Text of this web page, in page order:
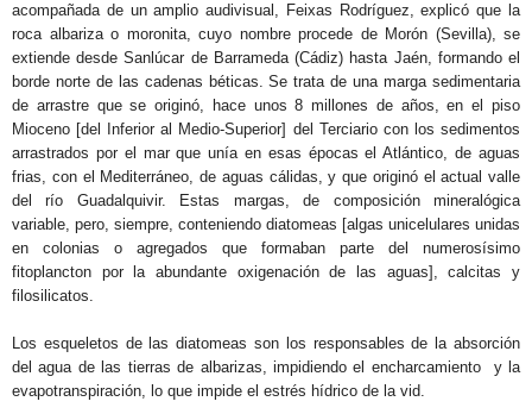
acompañada de un amplio audivisual, Feixas Rodríguez, explicó que la
roca albariza o moronita, cuyo nombre procede de Morón (Sevilla), se
extiende desde Sanlúcar de Barrameda (Cádiz) hasta Jaén, formando el
borde norte de las cadenas béticas. Se trata de una marga sedimentaria
de arrastre que se originó, hace unos 8 millones de años, en el piso
Mioceno [del Inferior al Medio-Superior] del Terciario con los sedimentos
arrastrados por el mar que unía en esas épocas el Atlántico, de aguas
frias, con el Mediterráneo, de aguas cálidas, y que originó el actual valle
del río Guadalquivir. Estas margas, de composición mineralógica
variable, pero, siempre, conteniendo diatomeas [algas unicelulares unidas
en colonias o agregados que formaban parte del numerosísimo
fitoplancton por la abundante oxigenación de las aguas],calcitas y
filosilicatos.
Los esqueletos de las diatomeas son los responsables de la absorción
del agua de las tierras de albarizas, impidiendo el encharcamiento y la
evapotranspiración, lo que impide el estrés hídrico de la vid.